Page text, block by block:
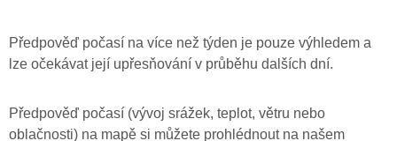
Předpověď počasí na více než týden je pouze výhledem a
lze očekávat její upřesňování v průběhu dalších dní.
Předpověď počasí (vývoj srážek, teplot, větru nebo
oblačnosti) na mapě si můžete prohlédnout na našem